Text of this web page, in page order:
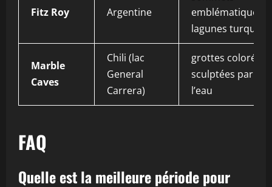
Fitz Roy Argentine
emblématiques
lagunes
Marble
Caves
Chili (lac
General
Carrera)
grottes colorées
sculptées par
l’eau
FAQ
Quelle est la meilleure période pour